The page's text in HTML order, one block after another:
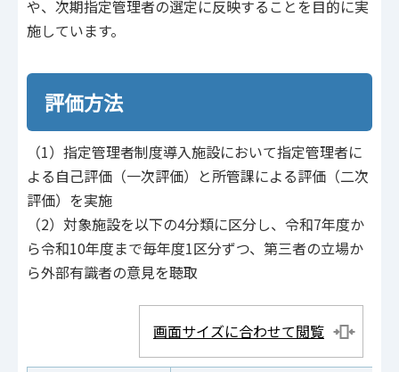
や、次期指定管理者の選定に反映することを目的に実
施しています。
評価方法
（1）指定管理者制度導入施設において指定管理者に
よる自己評価（一次評価）と所管課による評価（二次
評価）を実施
（2）対象施設を以下の4分類に区分し、令和7年度か
ら令和10年度まで毎年度1区分ずつ、第三者の立場か
ら外部有識者の意見を聴取
画面サイズに合わせて閲覧